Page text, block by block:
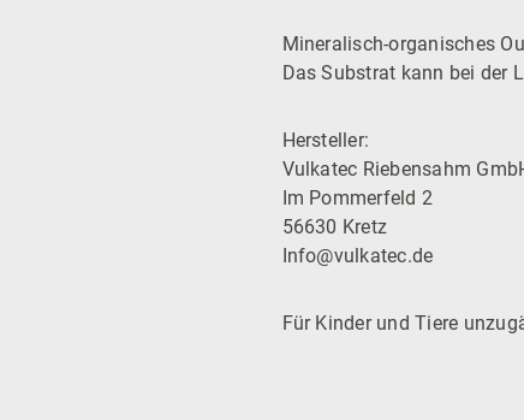
Mineralisch-organisches
Das Substrat kann bei der
Hersteller:
Vulkatec Riebensahm
Im Pommerfeld 2
56630 Kretz
Info@vulkatec.de
Für Kinder und Tiere